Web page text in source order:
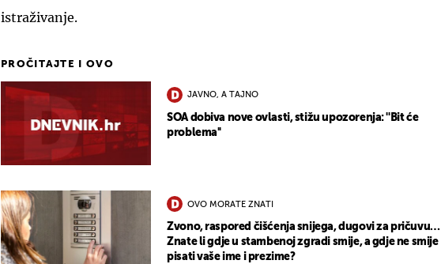
istraživanje.
PROČITAJTE I OVO
JAVNO, A TAJNO
SOA dobiva nove ovlasti, stižu upozorenja: ''Bit će
problema''
OVO MORATE ZNATI
Zvono, raspored čišćenja snijega, dugovi za pričuvu…
Znate li gdje u stambenoj zgradi smije, a gdje ne smije
pisati vaše ime i prezime?